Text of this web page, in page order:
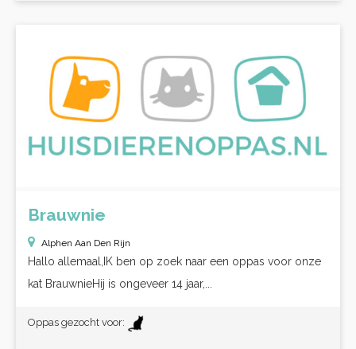
Brauwnie
Alphen Aan Den Rijn
Hallo allemaal,IK ben op zoek naar een oppas voor onze
kat BrauwnieHij is ongeveer 14 jaar,...
Oppas gezocht voor: